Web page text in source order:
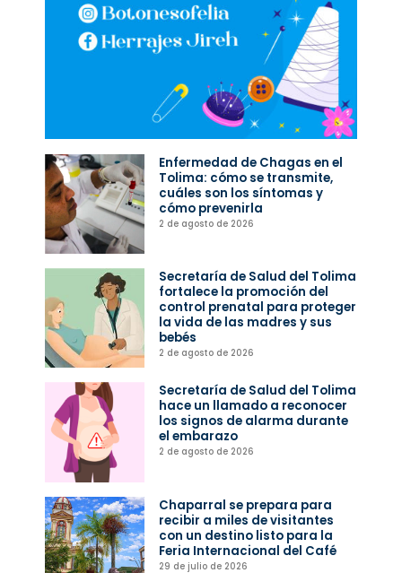
Enfermedad de Chagas en el
Tolima: cómo se transmite,
cuáles son los síntomas y
cómo prevenirla
2 de agosto de 2026
Secretaría de Salud del Tolima
fortalece la promoción del
control prenatal para proteger
la vida de las madres y sus
bebés
2 de agosto de 2026
Secretaría de Salud del Tolima
hace un llamado a reconocer
los signos de alarma durante
el embarazo
2 de agosto de 2026
Chaparral se prepara para
recibir a miles de visitantes
con un destino listo para la
Feria Internacional del Café
29 de julio de 2026